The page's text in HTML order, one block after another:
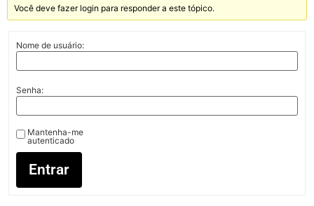
Você deve fazer login para responder a este tópico.
Nome de usuário:
Senha:
Mantenha-me
autenticado
Entrar